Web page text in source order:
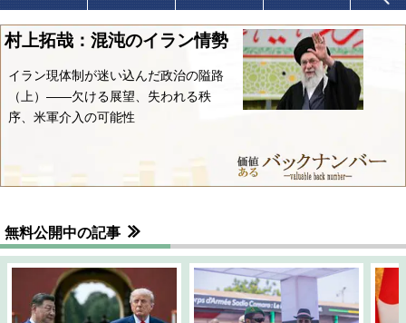
村上拓哉：混沌のイラン情勢
イラン現体制が迷い込んだ政治の隘路
（上）――欠ける展望、失われる秩
序、米軍介入の可能性
無料公開中の記事